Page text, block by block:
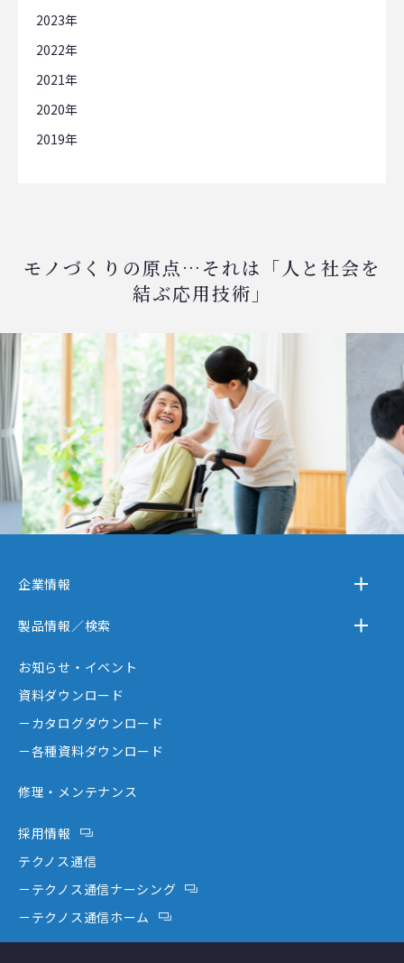
2023
2022
2021
2020
2019
モノづくりの原点…それは「人と社会を
結ぶ応用技術」
企業情報
－企業情報
－テクノスジャパンが選ばれる理由
－創業者大西秀憲ヒストリー
製品情報／検索
お知らせ・イベント
資料ダウンロード
－カタログダウンロード
－各種資料ダウンロード
修理・メンテナンス
採用情報
テクノス通信
－テクノス通信ナーシング
－テクノス通信ホーム